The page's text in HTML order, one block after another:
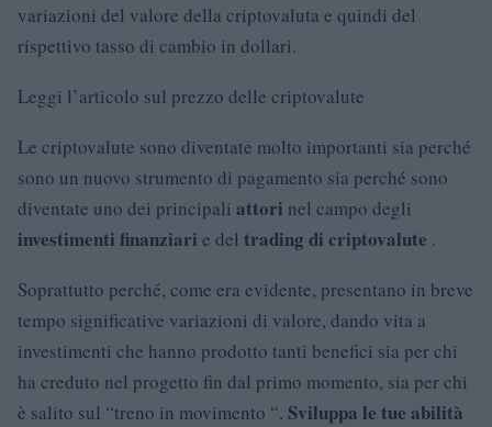
variazioni del valore della criptovaluta e quindi del
rispettivo tasso di cambio in dollari.
Leggi l’articolo sul prezzo delle criptovalute
Le criptovalute sono diventate molto importanti sia perché
sono un nuovo strumento di pagamento sia perché sono
diventate uno dei principali attori nel campo degli
investimenti finanziari e del trading di criptovalute .
Soprattutto perché, come era evidente, presentano in breve
tempo significative variazioni di valore, dando vita a
investimenti che hanno prodotto tanti benefici sia per chi
ha creduto nel progetto fin dal primo momento, sia per chi
è salito sul “treno in movimento “. Sviluppa le tue abilità